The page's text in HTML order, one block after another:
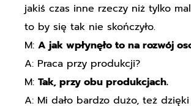
jakiś czas inne rzeczy niż tylko
to by się tak nie skończyło.
M: A jak wpłynęło to na rozwój
A: Praca przy produkcji?
M: Tak, przy obu produkcjach.
A: Mi dało bardzo dużo, też